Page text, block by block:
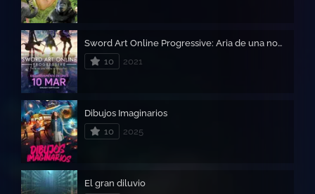
Sword Art Online Progressive: Aria de una noche sin estrellas
10
2021
Dibujos Imaginarios
10
2025
El gran diluvio